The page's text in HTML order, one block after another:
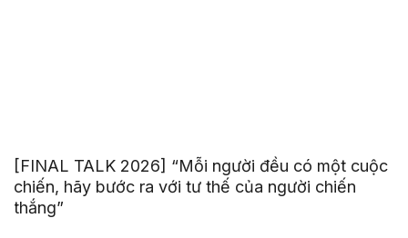
[FINAL TALK 2026] “Mỗi người đều có một cuộc
chiến, hãy bước ra với tư thế của người chiến
thắng”